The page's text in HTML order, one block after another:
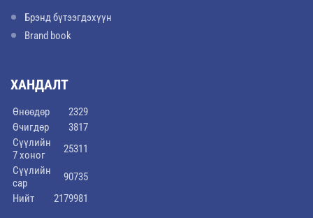
Брэнд бүтээгдэхүүн
Brand book
ХАНДАЛТ
Өнөөдөр
2329
Өчигдөр
3817
Сүүлийн
7 хоног
25311
Сүүлийн
сар
90735
Нийт
2179981